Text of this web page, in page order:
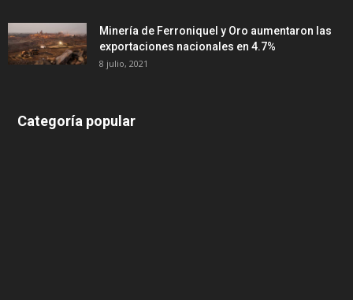
Minería de Ferroniquel y Oro aumentaron las
exportaciones nacionales en 4.7%
8 julio, 2021
Categoría popular